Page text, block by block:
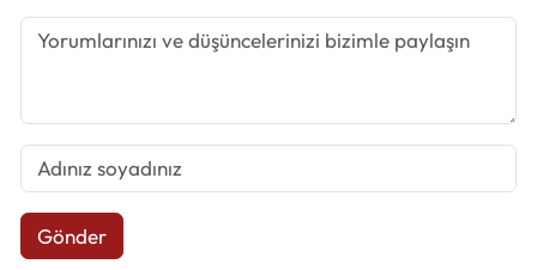
Gönder